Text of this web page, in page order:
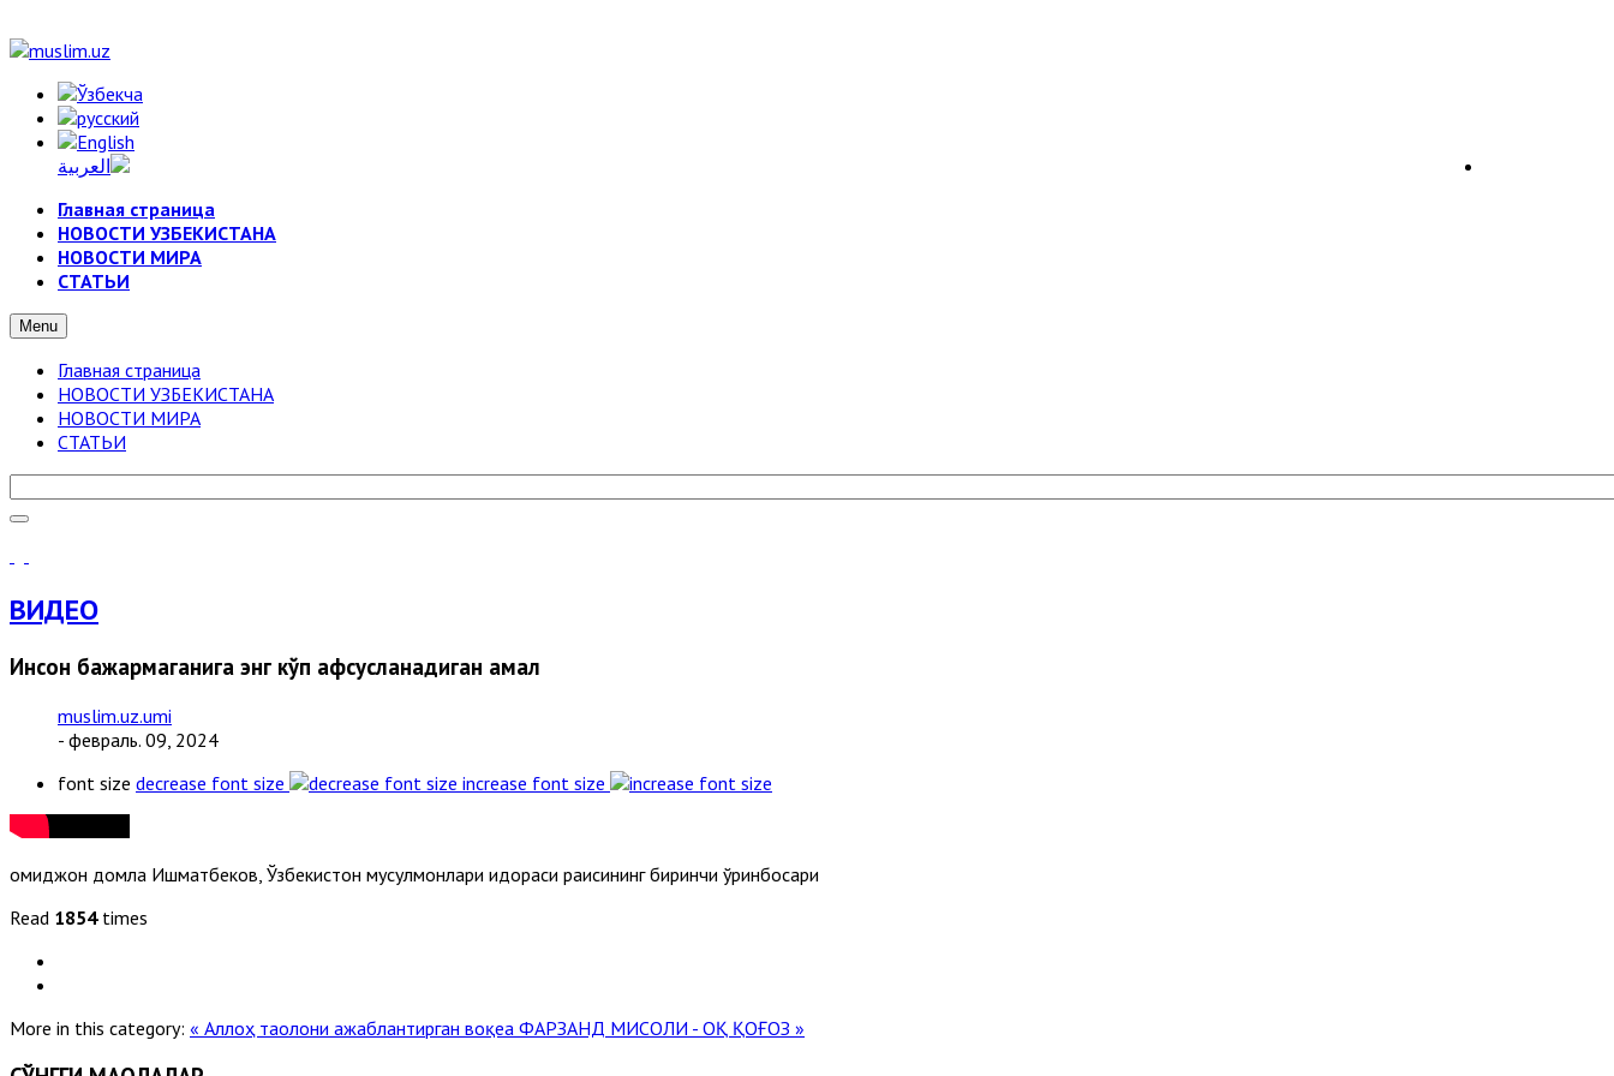
Главная страница
НОВОСТИ УЗБЕКИСТАНА
НОВОСТИ МИРА
СТАТЬИ
Menu
Главная страница
НОВОСТИ УЗБЕКИСТАНА
НОВОСТИ МИРА
СТАТЬИ
ВИДЕО
Инсон бажармаганига энг кўп афсусланадиган амал
muslim.uz.umi
- февраль. 09, 2024
font size decrease font size increase font size
Ҳомиджон домла Ишматбеков, Ўзбекистон мусулмонлари идораси раисининг биринчи ўринбосари
Read 1854times
More in this category: « Аллоҳ таолони ажаблантирган воқеа ФАРЗАНД МИСОЛИ - ОҚ ҚОҒОЗ »